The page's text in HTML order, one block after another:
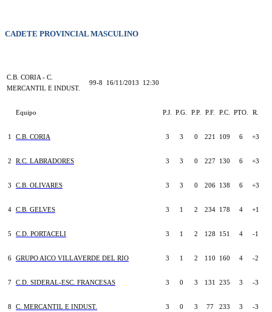
CADETE PROVINCIAL MASCULINO
C.B. CORIA - C.
MERCANTIL E INDUST.
99-8 16/11/2013 12:30
Equipo P.J. P.G. P.P. P.F. P.C. PTO. R.
1 C.B. CORIA 3 3 0 221 109 6 +3
2 R.C. LABRADORES 3 3 0 227 130 6 +3
3 C.B. OLIVARES 3 3 0 206 138 6 +3
4 C.B. GELVES 3 1 2 234 178 4 +1
5 C.D. PORTACELI 3 1 2 128 151 4 -1
6 GRUPO AICO VILLAVERDE DEL RIO 3 1 2 110 160 4 -2
7 C.D. SIDERAL-ESC. FRANCESAS 3 0 3 131 235 3 -3
8 C. MERCANTIL E INDUST. 3 0 3 77 233 3 -3